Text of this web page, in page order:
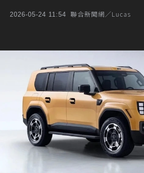
2026-05-24 11:54 聯合新聞網／Lucas